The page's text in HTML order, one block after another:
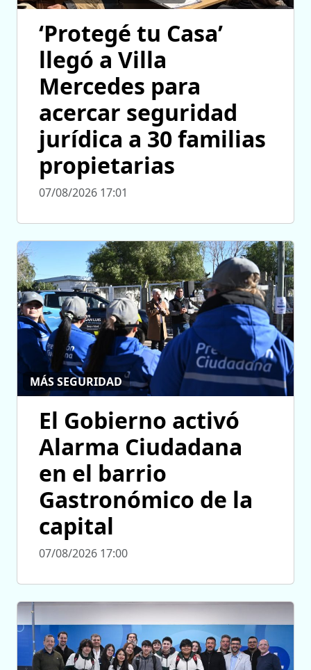
‘Protegé tu Casa’
llegó a Villa
Mercedes para
acercar seguridad
jurídica a 30 familias
propietarias
07/08/2026 17:01
MÁS SEGURIDAD
El Gobierno activó
Alarma Ciudadana
en el barrio
Gastronómico de la
capital
07/08/2026 17:00